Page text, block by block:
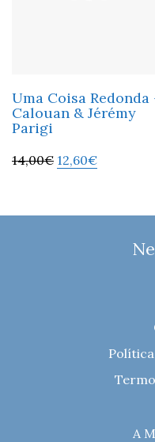
Uma Coisa Redonda
Calouan & Jérémy
Parigi
14,00€ 12,60€
A